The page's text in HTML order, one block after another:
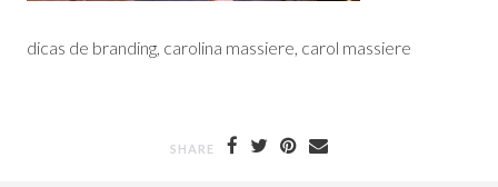
dicas de branding, carolina massiere, carol massiere
SHARE